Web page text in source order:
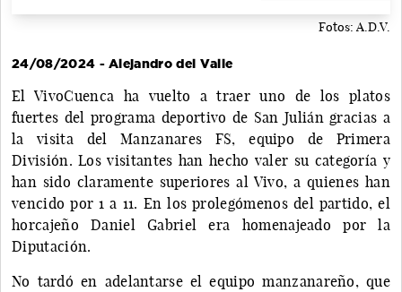
Fotos: A.D.V.
24/08/2024 - Alejandro del Valle
El VivoCuenca ha vuelto a traer uno de los platos
fuertes del programa deportivo de San Julián gracias a
la visita del Manzanares FS, equipo de Primera
División. Los visitantes han hecho valer su categoría y
han sido claramente superiores al Vivo, a quienes han
vencido por 1 a 11. En los prolegómenos del partido, el
horcajeño Daniel Gabriel era homenajeado por la
Diputación.
No tardó en adelantarse el equipo manzanareño, que